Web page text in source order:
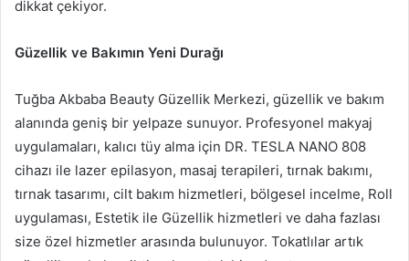
dikkat çekiyor.
Güzellik ve Bakımın Yeni Durağı
Tuğba Akbaba Beauty Güzellik Merkezi, güzellik ve bakım
alanında geniş bir yelpaze sunuyor. Profesyonel makyaj
uygulamaları, kalıcı tüy alma için DR. TESLA NANO 808
cihazı ile lazer epilasyon, masaj terapileri, tırnak bakımı,
tırnak tasarımı, cilt bakım hizmetleri, bölgesel incelme, Roll
uygulaması, Estetik ile Güzellik hizmetleri ve daha fazlası
size özel hizmetler arasında bulunuyor. Tokatlılar artık